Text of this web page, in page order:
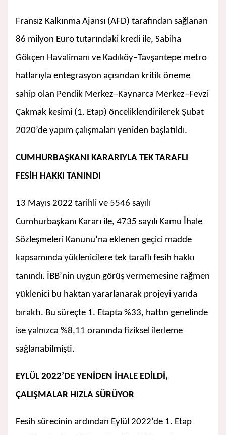
Fransız Kalkınma Ajansı (AFD) tarafından sağlanan
86 milyon Euro tutarındaki kredi ile, Sabiha
Gökçen Havalimanı ve Kadıköy–Tavşantepe metro
hatlarıyla entegrasyon açısından kritik öneme
sahip olan Pendik Merkez–Kaynarca Merkez–Fevzi
Çakmak kesimi (1. Etap) önceliklendirilerek Şubat
2020’de yapım çalışmaları yeniden başlatıldı.
CUMHURBAŞKANI KARARIYLA TEK TARAFLI
FESİH HAKKI TANINDI
13 Mayıs 2022 tarihli ve 5546 sayılı
Cumhurbaşkanı Kararı ile, 4735 sayılı Kamu İhale
Sözleşmeleri Kanunu’na eklenen geçici madde
kapsamında yüklenicilere tek taraflı fesih hakkı
tanındı. İBB’nin uygun görüş vermemesine rağmen
yüklenici bu haktan yararlanarak projeyi yarıda
bıraktı. Bu süreçte 1. Etapta %33, hattın genelinde
ise yalnızca %8,11 oranında fiziksel ilerleme
sağlanabilmişti.
EYLÜL 2022’DE YENİDEN İHALE EDİLDİ,
ÇALIŞMALAR HIZLA SÜRÜYOR
Fesih sürecinin ardından Eylül 2022’de 1. Etap